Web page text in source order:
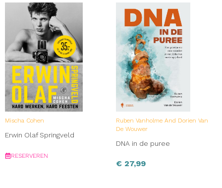
Mischa Cohen
Erwin Olaf Springveld
RESERVEREN
Ruben Vanholme And Dorien Van
De Wouwer
DNA in de puree
€ 27,99